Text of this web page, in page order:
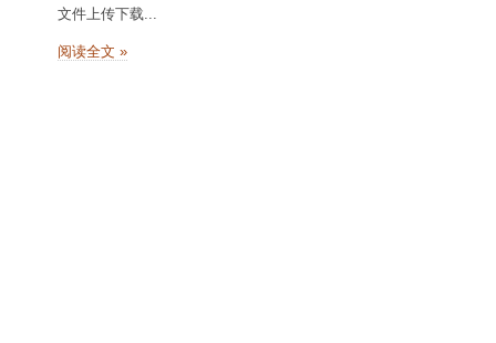
文件上传下载...
阅读全文 »